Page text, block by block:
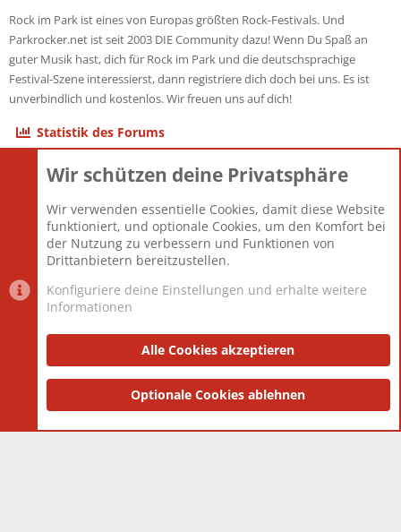
Rock im Park ist eines von Europas größten Rock-Festivals. Und
Parkrocker.net ist seit 2003 DIE Community dazu! Wenn Du Spaß an
guter Musik hast, dich für Rock im Park und die deutschsprachige
Festival-Szene interessierst, dann registriere dich doch bei uns. Es ist
unverbindlich und kostenlos. Wir freuen uns auf dich!
Statistik des Forums
Themen
Mitglieder
12.427
Neuestes Mitglied
Berlin
Datenschutzerklärung Impressum
Community platform by XenForo® © 2010-2025 XenForo Ltd.
and add-ons by ThemeHouse
Wir schützen deine Privatsphäre
Wir verwenden essentielle Cookies, damit diese Website
funktioniert, und optionale Cookies, um den Komfort bei
der Nutzung zu verbessern und Funktionen von
Drittanbietern bereitzustellen.
Konfiguriere deine Einstellungen und erhalte weitere
Informationen
Alle Cookies akzeptieren
Optionale Cookies ablehnen